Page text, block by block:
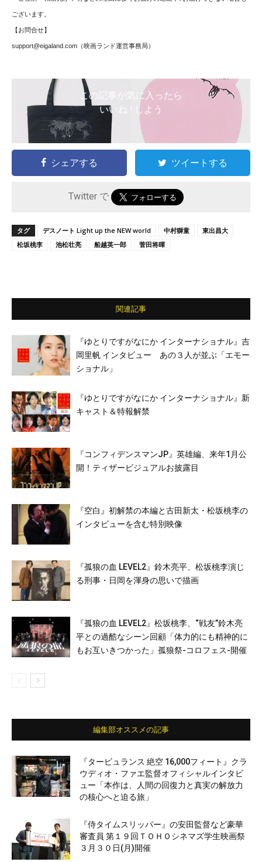
ございます。
【お問合せ】
support@eigaland.com （映画ランド運営事務局）
この記事が気に入ったら
いいね ! しよう
シェアする ツイートする
Twitter で
タグ デスノート Light up the NEW world 中村獅童
東出昌大
松坂桃李
池松壮亮 船越英一郎 菅田将暉
関連記事
『ゆとりですがなにか インターナショナル』吉
岡里帆 インタビュー あの３人が並ぶ「エモー
ショナル」
『ゆとりですがなにか インターナショナル』新
キャスト＆特報解禁
『コンフィデンスマンJP』英雄編、来年1月公
開！ティザービジュアルお披露目
『空白』初解禁の本編と古田新太・松坂桃李の
インタビューを含む特別映像
『孤狼の血 LEVEL2』鈴木亮平、松坂桃李演じ
る刑事・日岡を渾身の思いで描画
『孤狼の血 LEVEL2』松坂桃李、“戦友”鈴木亮
平との過酷なシーン回顧「体力的にも精神的に
もお互いきつかった」孤狼祭-コロフェス-開催
編集部オススメの記事
『タービュランス 絶空 16,000フィート』クラ
ウディオ・ファエ監督オフィシャルインタビ
ュー「本作は、人間の回復力と真実の解放力
の核心へと迫る旅」
『侍タイムスリッパー』の安田監督など豪華
審査員 第１９回ＴＯＨＯシネマズ学生映画祭
３月３０日(月)開催